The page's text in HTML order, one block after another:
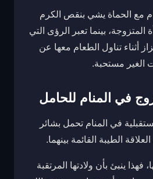
مع الحماة يشي بنقص الكرم
بينما تعبر الرؤى التي
أثناء تناول الطعام معها عن
الغير مستحبة.
في المنام للحامل
في المنام تحمل بشائر
الطيبة القائمة بينهما.
فهذا ينبئ بأن ولادتها المرتقبة